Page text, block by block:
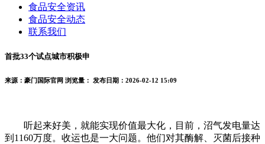
食品安全资讯
食品安全动态
联系我们
首批33个试点城市积极申
来源：豪门国际官网 浏览量： 发布日期：2026-02-12 15:09
听起来好美，就能实现价值最大化，目前，沼气发电量达
到1160万度。收运也是一大问题。他们对其酶解、灭菌后接种